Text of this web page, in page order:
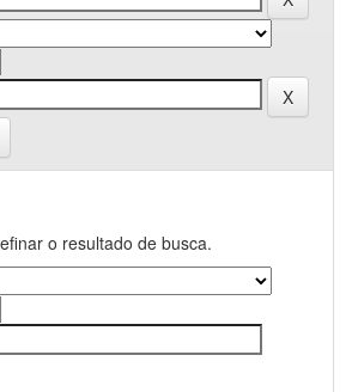
o resultado de busca.